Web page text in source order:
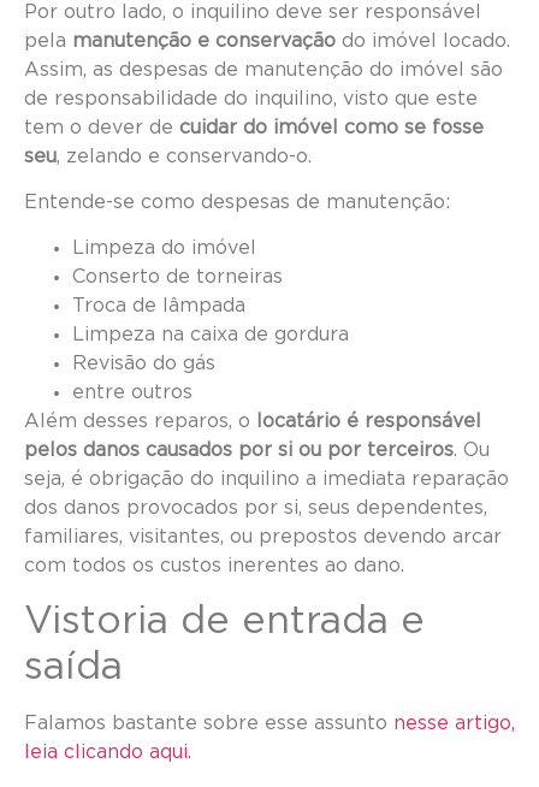
Por outro lado, o inquilino deve ser responsável
pela manutenção e conservação do imóvel locado.
Assim, as despesas de manutenção do imóvel são
de responsabilidade do inquilino, visto que este
tem o dever de cuidar do imóvel como se fosse
seu, zelando e conservando-o.
Entende-se como despesas de manutenção:
Limpeza do imóvel
Conserto de torneiras
Troca de lâmpada
Limpeza na caixa de gordura
Revisão do gás
entre outros
Além desses reparos, o locatário é responsável
pelos danos causados por si ou por terceiros. Ou
seja, é obrigação do inquilino a imediata reparação
dos danos provocados por si, seus dependentes,
familiares, visitantes, ou prepostos devendo arcar
com todos os custos inerentes ao dano.
Vistoria de entrada e
saída
Falamos bastante sobre esse assunto nesse artigo,
leia clicando aqui.